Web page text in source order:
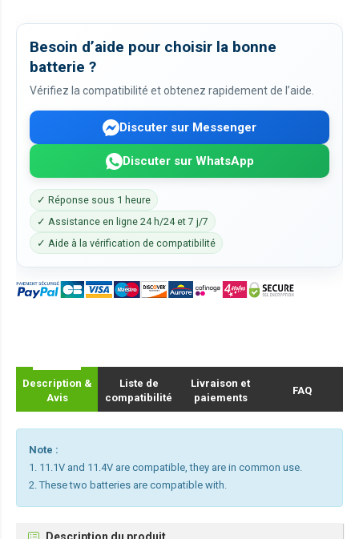
Besoin d’aide pour choisir la bonne
batterie ?
Vérifiez la compatibilité et obtenez rapidement de l’aide.
Discuter sur Messenger
Discuter sur WhatsApp
✓ Réponse sous 1 heure
✓ Assistance en ligne 24 h/24 et 7 j/7
✓ Aide à la vérification de compatibilité
Description &
Avis
Liste de
compatibilité
Livraison et
paiements
FAQ
Note :
1. 11.1V and 11.4V are compatible, they are in common use.
2. These two batteries are compatible with.